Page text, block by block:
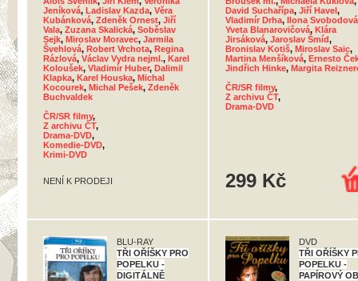
Jeníková, Ladislav Kazda, Věra
Kubánková, Zdeněk Ornest, Jiří
Vala, Zuzana Skalická, Soběslav
Sejk, Miroslav Moravec, Jarmila
Švehlová, Robert Vrchota, Regina
Rázlová, Václav Vydra nejml., Karel
Koloušek, Vladimír Huber, Dalimil
Klapka, Karel Houska, Michal
Kocourek, Michal Pešek, Zdeněk
Buchvaldek
ČR/SR filmy,
Z archivu ČT,
Drama-DVD,
Komedie-DVD,
Krimi-DVD
NENÍ K PRODEJI
David Suchařípa, Jiří Havel,
Vladimír Drha, Ilona Svobodová
Yveta Blanarovičová, Klára
Jirsáková, Jaroslav Šmíd,
Bronislav Kotiš, Miroslav Saic,
Martina Menšíková, Ernesto
Jindřich Hinke, Margita
ČR/SR filmy,
Z archivu ČT,
Drama-DVD
299 Kč
BLU-RAY
TŘI OŘÍŠKY PRO
POPELKU -
DIGITÁLNĚ
DVD
TŘI OŘÍŠKY
POPELKU -
PAPÍROVÝ